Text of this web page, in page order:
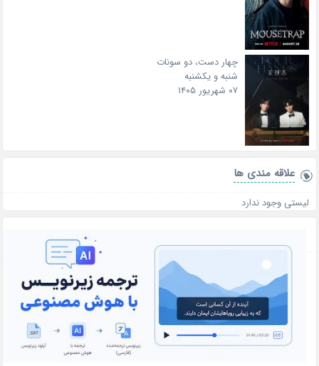
چهار دست، دو سونات
شنبه و یکشنبه
۰۷ شهریور ۱۴۰۵
علاقه‌ مندی ها
لیستی وجود ندارد